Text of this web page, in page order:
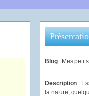
Blog : Mes
Description :
la nature,